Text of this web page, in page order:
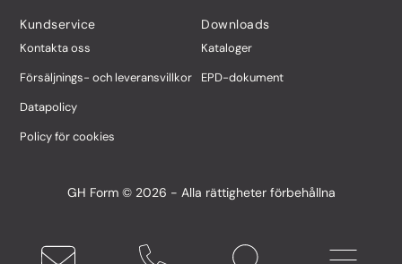
Kundservice
Kontakta oss
Försäljnings- och leveransvillkor
Datapolicy
Policy för cookies
Downloads
Kataloger
EPD-dokument
GH Form © 2026 - Alla rättigheter förbehållna